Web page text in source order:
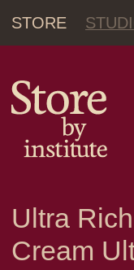
STORE STUDIO
Ultra Rich
50ml
Ultraceuticals